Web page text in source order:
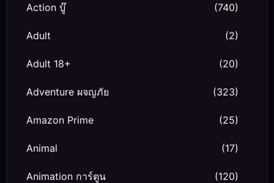
Action บู๊ (740)
Adult (2)
Adult 18+ (20)
Adventure ผจญภัย (323)
Amazon Prime (25)
Animal (17)
Animation การ์ตูน (120)